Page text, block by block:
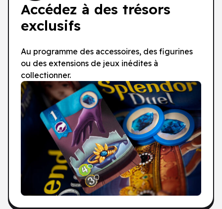
Accédez à des trésors
exclusifs
Au programme des accessoires, des figurines
ou des extensions de jeux inédites à
collectionner.